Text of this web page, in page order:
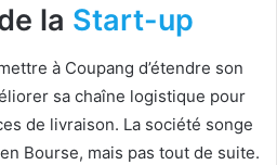
la Start-up
à Coupang d’étendre son
sa chaîne logistique pour
de livraison. La société songe
Bourse, mais pas tout de suite.